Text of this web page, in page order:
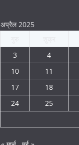
अप्रैल 2025
3 4
10 11
17 18
24 25